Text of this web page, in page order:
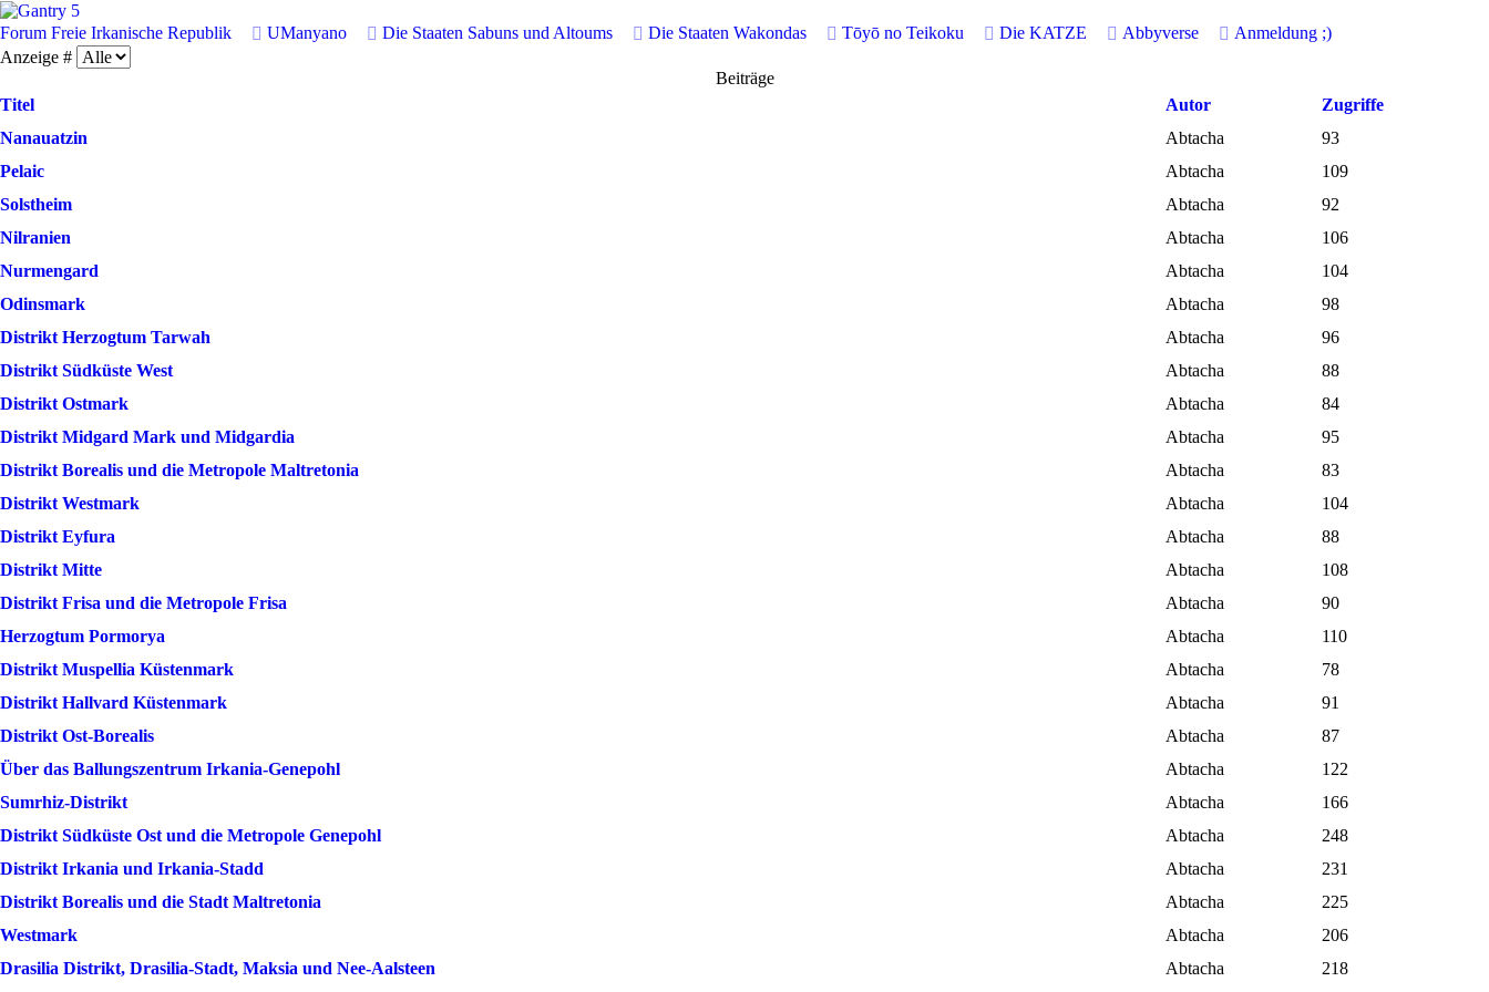
Forum Freie Irkanische Republik UManyano Die Staaten Sabuns und Altoums Die Staaten Wakondas Tōyō no Teikoku Die KATZE Abbyverse Anmeldung ;)
Anzeige #
Beiträge
Titel
Autor
Zugriffe
Nanauatzin
Abtacha
93
Pelaic
Abtacha
109
Solstheim
Abtacha
92
Nilranien
Abtacha
106
Nurmengard
Abtacha
104
Odinsmark
Abtacha
98
Distrikt Herzogtum Tarwah
Abtacha
96
Distrikt Südküste West
Abtacha
88
Distrikt Ostmark
Abtacha
84
Distrikt Midgard Mark und Midgardia
Abtacha
95
Distrikt Borealis und die Metropole Maltretonia
Abtacha
83
Distrikt Westmark
Abtacha
104
Distrikt Eyfura
Abtacha
88
Distrikt Mitte
Abtacha
108
Distrikt Frisa und die Metropole Frisa
Abtacha
90
Herzogtum Pormorya
Abtacha
110
Distrikt Muspellia Küstenmark
Abtacha
78
Distrikt Hallvard Küstenmark
Abtacha
91
Distrikt Ost-Borealis
Abtacha
87
Über das Ballungszentrum Irkania-Genepohl
Abtacha
122
Sumrhiz-Distrikt
Abtacha
166
Distrikt Südküste Ost und die Metropole Genepohl
Abtacha
248
Distrikt Irkania und Irkania-Stadd
Abtacha
231
Distrikt Borealis und die Stadt Maltretonia
Abtacha
225
Westmark
Abtacha
206
Drasilia Distrikt, Drasilia-Stadt, Maksia und Nee-Aalsteen
Abtacha 218